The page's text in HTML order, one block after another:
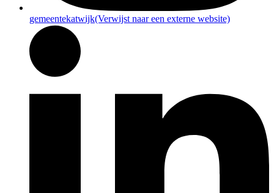
gemeentekatwijk(Verwijst naar een externe website)